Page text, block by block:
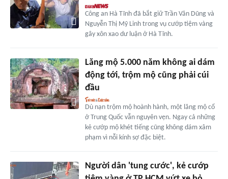
Công an Hà Tĩnh đã bắt giữ Trần Văn Dũng và
Nguyễn Thị Mỹ Linh trong vụ cướp tiệm vàng
gây xôn xao dư luận ở Hà Tĩnh.
Lăng mộ 5.000 năm không ai dám
động tới, trộm mộ cũng phải cúi
đầu
Dù nạn trộm mộ hoành hành, một lăng mộ cổ
ở Trung Quốc vẫn nguyên vẹn. Ngay cả những
kẻ cướp mộ khét tiếng cũng không dám xâm
phạm vì nỗi kính sợ đặc biệt.
Người dân 'tung cước', kẻ cướp